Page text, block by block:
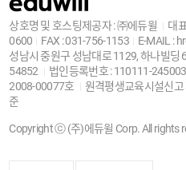
상호명 및 호스팅제공자 : ㈜에듀윌 대
0600
FAX : 031-756-1153 E-MAIL :
성남시 중원구 성남대로 1129, 하나빌딩
54852
법인등록번호 : 110111-
2008-00077호
원격평생교육시설신
준
Copyright ⓒ (주)에듀윌 Corp. All rights